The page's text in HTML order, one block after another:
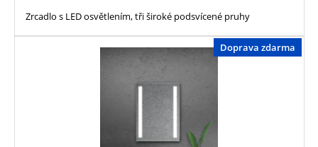
Zrcadlo s LED osvětlením, tři široké podsvícené pruhy
Doprava zdarma